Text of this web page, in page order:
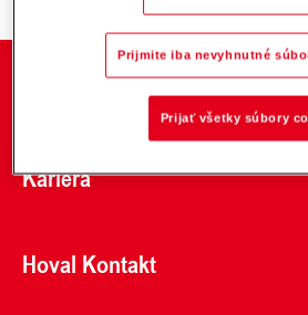
O spoločnosti
Kariéra
Hoval Kontakt
Prijmite iba nevyhnutné
Prijať všetky súbory